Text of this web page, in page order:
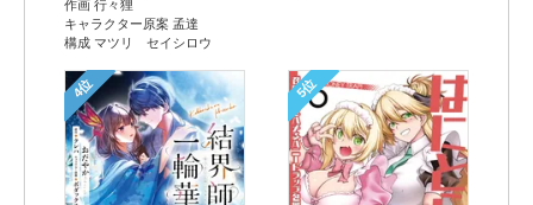
作画 行々狸
キャラクター原案 孟達
構成 マツリ セイシロウ
4位 5位